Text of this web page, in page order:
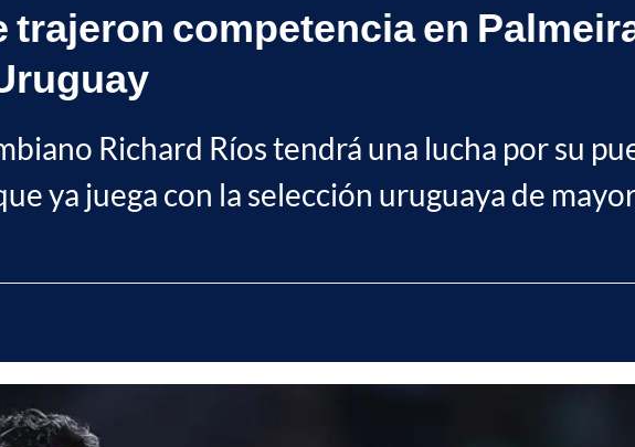
trajeron competencia en
Richard Ríos tendrá una lucha por su
ya juega con la selección uruguaya de